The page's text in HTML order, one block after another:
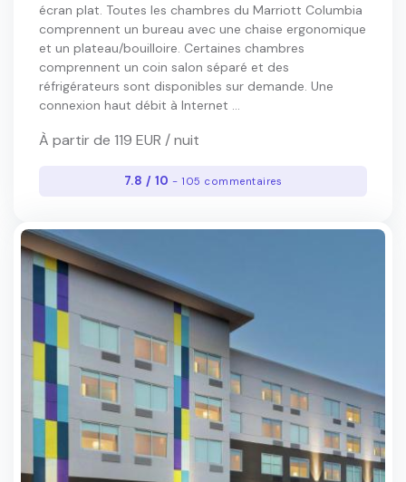
écran plat. Toutes les chambres du Marriott Columbia
comprennent un bureau avec une chaise ergonomique
et un plateau/bouilloire. Certaines chambres
comprennent un coin salon séparé et des
réfrigérateurs sont disponibles sur demande. Une
connexion haut débit à Internet ...
À partir de 119 EUR / nuit
7.8 / 10- 105 commentaires